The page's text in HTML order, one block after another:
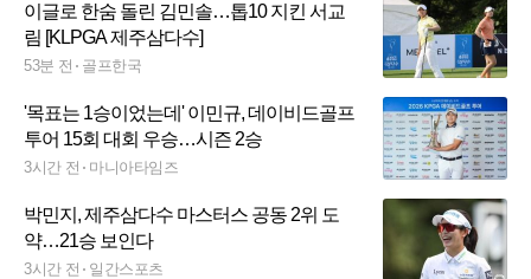
이글로 한숨 돌린 김민솔…톱10 지킨 서교
림 [KLPGA 제주삼다수]
53분 전 골프한국
'목표는 1승이었는데' 이민규, 데이비드골프
투어 15회 대회 우승…시즌 2승
3시간 전 마니아타임즈
박민지, 제주삼다수 마스터스 공동 2위 도
약…21승 보인다
3시간 전 일간스포츠